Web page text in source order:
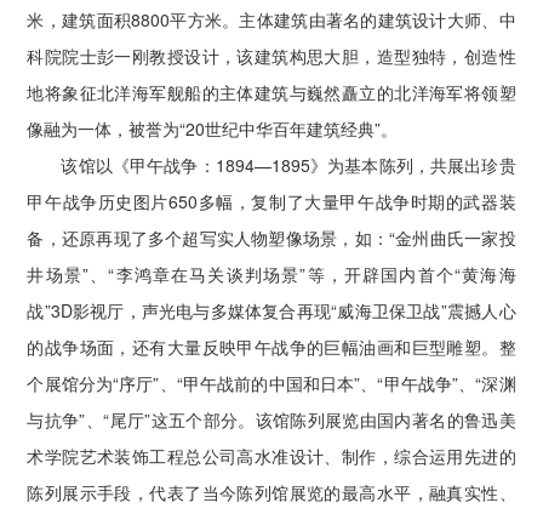
米，建筑面积8800平方米。主体建筑由著名的建筑设计大师、中
科院院士彭一刚教授设计，该建筑构思大胆，造型独特，创造性
地将象征北洋海军舰船的主体建筑与巍然矗立的北洋海军将领塑
像融为一体，被誉为“20世纪中华百年建筑经典”。
该馆以《甲午战争：1894—1895》为基本陈列，共展出珍贵
甲午战争历史图片650多幅，复制了大量甲午战争时期的武器装
备，还原再现了多个超写实人物塑像场景，如：“金州曲氏一家投
井场景”、“李鸿章在马关谈判场景”等，开辟国内首个“黄海海
战”3D影视厅，声光电与多媒体复合再现“威海卫保卫战”震撼人心
的战争场面，还有大量反映甲午战争的巨幅油画和巨型雕塑。整
个展馆分为“序厅”、“甲午战前的中国和日本”、“甲午战争”、“深渊
与抗争”、“尾厅”这五个部分。该馆陈列展览由国内著名的鲁迅美
术学院艺术装饰工程总公司高水准设计、制作，综合运用先进的
陈列展示手段，代表了当今陈列馆展览的最高水平，融真实性、